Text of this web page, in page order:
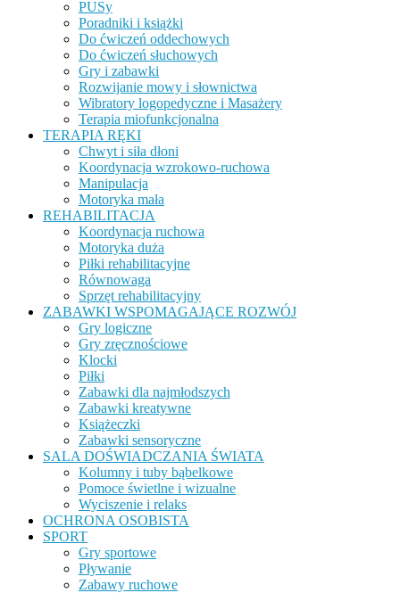
PUSy
Poradniki i książki
Do ćwiczeń oddechowych
Do ćwiczeń słuchowych
Gry i zabawki
Rozwijanie mowy i słownictwa
Wibratory logopedyczne i Masażery
Terapia miofunkcjonalna
TERAPIA RĘKI
Chwyt i siła dłoni
Koordynacja wzrokowo-ruchowa
Manipulacja
Motoryka mała
REHABILITACJA
Koordynacja ruchowa
Motoryka duża
Piłki rehabilitacyjne
Równowaga
Sprzęt rehabilitacyjny
ZABAWKI WSPOMAGAJĄCE ROZWÓJ
Gry logiczne
Gry zręcznościowe
Klocki
Piłki
Zabawki dla najmłodszych
Zabawki kreatywne
Książeczki
Zabawki sensoryczne
SALA DOŚWIADCZANIA ŚWIATA
Kolumny i tuby bąbelkowe
Pomoce świetlne i wizualne
Wyciszenie i relaks
OCHRONA OSOBISTA
SPORT
Gry sportowe
Pływanie
Zabawy ruchowe